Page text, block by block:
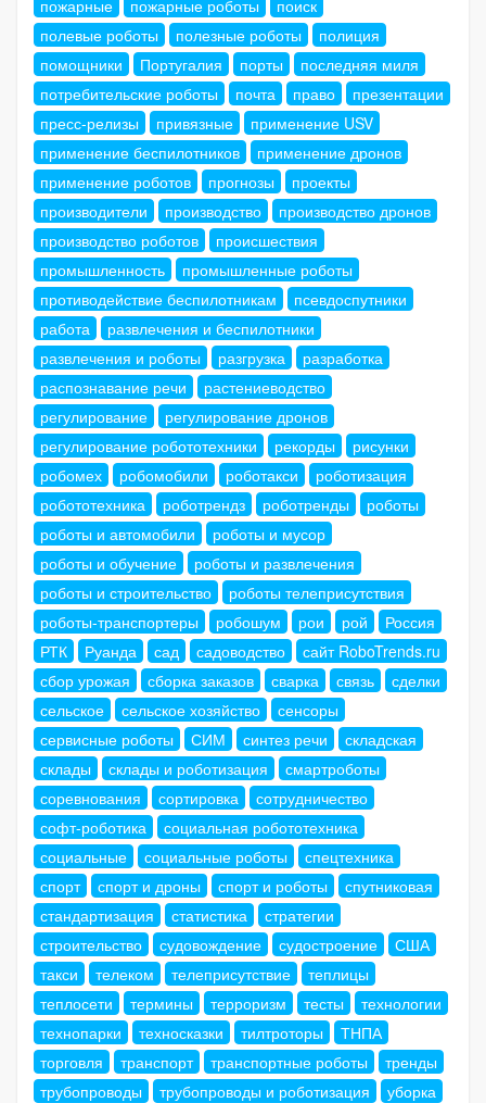
пожарные
пожарные роботы
поиск
полевые роботы
полезные роботы
полиция
помощники
Португалия порты
последняя миля
потребительские роботы
почта право
презентации
пресс-релизы
привязные
применение USV
применение беспилотников
применение дронов
применение роботов
прогнозы
проекты
производители
производство
производство дронов
производство роботов
происшествия
промышленность
промышленные роботы
противодействие беспилотникам
псевдоспутники
работа
развлечения и беспилотники
развлечения и роботы
разгрузка
разработка
распознавание речи
растениеводство
регулирование
регулирование дронов
регулирование робототехники
рекорды
рисунки
робомех
робомобили роботакси
роботизация
робототехника
роботрендз роботренды
роботы
роботы и автомобили
роботы и мусор
роботы и обучение
роботы и развлечения
роботы и строительство
роботы телеприсутствия
роботы-транспортеры
робошум рои рой
Россия
РТК
Руанда сад садоводство
сайт RoboTrends.ru
сбор урожая
сборка заказов сварка связь
сделки
сельское
сельское хозяйство
сенсоры
сервисные роботы
СИМ синтез речи
складская
склады
склады и роботизация
смартроботы
соревнования
сортировка
сотрудничество
софт-роботика
социальная робототехника
социальные
социальные роботы
спецтехника
спорт
спорт и дроны спорт и роботы
спутниковая
стандартизация
статистика
стратегии
строительство
судовождение судостроение
США
такси
телеком телеприсутствие
теплицы
теплосети
термины терроризм тесты
технологии
технопарки
техносказки тилтроторы
ТНПА
торговля
транспорт транспортные роботы
тренды
трубопроводы
трубопроводы и роботизация
уборка